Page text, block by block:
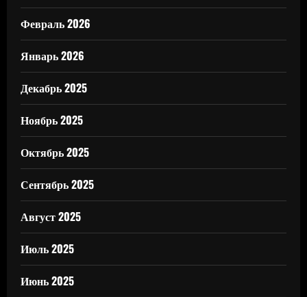
Февраль 2026
Январь 2026
Декабрь 2025
Ноябрь 2025
Октябрь 2025
Сентябрь 2025
Август 2025
Июль 2025
Июнь 2025